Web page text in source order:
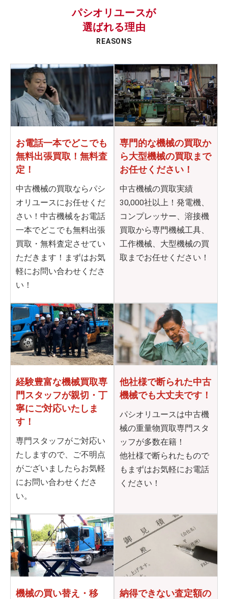
パシオリユースが
選ばれる理由
REASONS
お電話一本でどこでも
無料出張買取！無料査
定！
中古機械の買取ならパシ
オリユースにお任せくだ
さい！中古機械をお電話
一本でどこでも無料出張
買取・無料査定させてい
ただきます！まずはお気
軽にお問い合わせくださ
い！
専門的な機械の買取か
ら大型機械の買取まで
お任せください！
中古機械の買取実績
30,000社以上！発電機、
コンプレッサー、溶接機
買取から専門機械工具、
工作機械、大型機械の買
取までお任せください！
経験豊富な機械買取専
門 スタッフが親切・丁
寧にご対応いたしま
す！
専門スタッフがご対応い
たしますので、ご不明点
がございましたらお気軽
にお問い合わせくださ
い。
他社様で断られた中古
機械でも大丈夫です！
パシオリユースは中古機
械の重量物買取専門スタ
ッフが多数在籍！
他社様で断られたもので
もまずはお気軽にお電話
ください！
機械の買い替え・移
納得できない査定額の